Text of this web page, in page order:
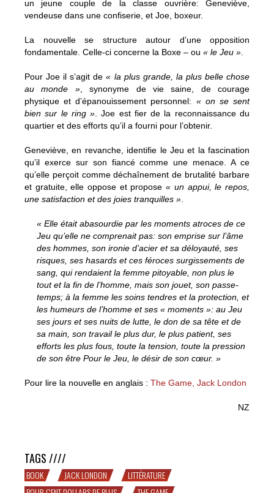
un jeune couple de la classe ouvrière: Geneviève,
vendeuse dans une confiserie, et Joe, boxeur.
La nouvelle se structure autour d’une opposition
fondamentale. Celle-ci concerne la Boxe – ou « le Jeu »
Pour Joe il s’agit de « la plus grande, la plus belle chose
au monde », synonyme de vie saine, de courage
physique et d’épanouissement personnel: « on se sent
bien sur le ring » . Joe est fier de la reconnaissance du
quartier et des efforts qu’il a fourni pour l’obtenir.
Geneviève, en revanche, identifie le Jeu et la fascination
qu’il exerce sur son fiancé comme une menace. A ce
qu’elle perçoit comme déchaînement de brutalité barbare
et gratuite, elle oppose et propose « un appui, le repos,
une satisfaction et des joies tranquilles »
« Elle était abasourdie par les moments atroces de ce
Jeu qu’elle ne comprenait pas: son emprise sur l’âme
des hommes, son ironie d’acier et sa déloyauté, ses
risques, ses hasards et ces féroces surgissements de
sang, qui rendaient la femme pitoyable, non plus le
tout et la fin de l’homme, mais son jouet, son passe-
temps; à la femme les soins tendres et la protection, et
les humeurs de l’homme et ses « moments »: au Jeu
ses jours et ses nuits de lutte, le don de sa tête et de
sa main, son travail le plus dur, le plus patient, ses
efforts les plus fous, toute la tension, toute la pression
de son être Pour le Jeu, le désir de son cœur. »
Pour lire la nouvelle en anglais : The Game, Jack London
NZ
TAGS ////
BOOK JACK LONDON
LITTÉRATURE